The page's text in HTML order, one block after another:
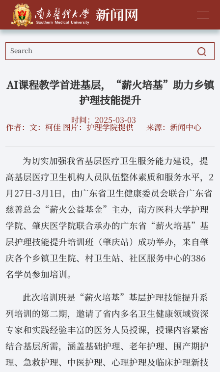
AI课程教学首进基层，“薪火培基”助力乡镇
护理技能提升
时间：2025-03-03
作者：文：柯佳 图片：护理学院提供 来源：新闻中心
为切实加强我省基层医疗卫生服务能力建设，提
高基层医疗卫生机构人员队伍整体素质和服务水平，2
月27日-3月1日，由广东省卫生健康委员会联合广东省
慈善总会“薪火公益基金”主办，南方医科大学护理
学院、肇庆医学院联合承办的广东省“薪火培基”基
层护理技能提升培训班（肇庆站）成功举办，来自肇
庆各个乡镇卫生院、村卫生站、社区服务中心的386
名学员参加培训。
此次培训班是“薪火培基”基层护理技能提升系
列培训的第二期，邀请了省内多名卫生健康领域资深
专家和实践经验丰富的医务人员授课，授课内容紧密
结合基层所需，涵盖基础护理、老年护理、围产期护
理、急救护理、中医护理、心理护理及临床护理新技